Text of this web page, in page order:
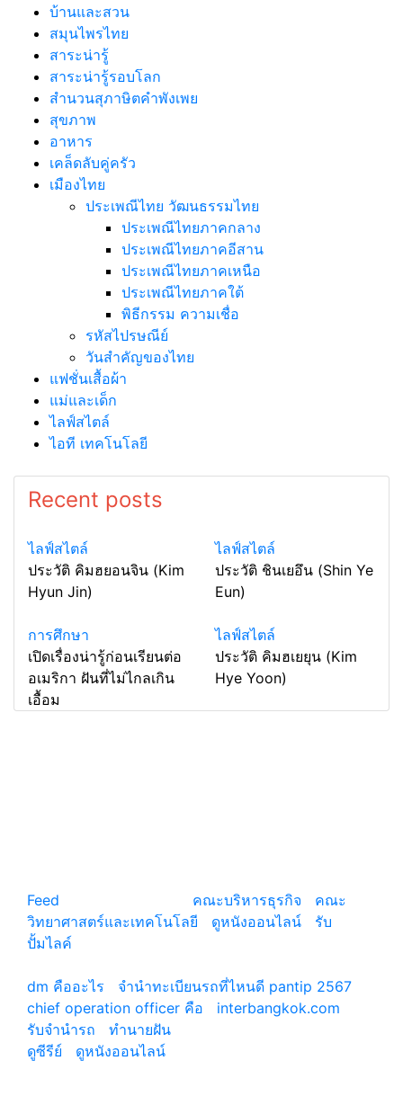
บ้านและสวน
สมุนไพรไทย
สาระน่ารู้
สาระน่ารู้รอบโลก
สำนวนสุภาษิตคำพังเพย
สุขภาพ
อาหาร
เคล็ดลับคู่ครัว
เมืองไทย
ประเพณีไทย วัฒนธรรมไทย
ประเพณีไทยภาคกลาง
ประเพณีไทยภาคอีสาน
ประเพณีไทยภาคเหนือ
ประเพณีไทยภาคใต้
พิธีกรรม ความเชื่อ
รหัสไปรษณีย์
วันสำคัญของไทย
แฟชั่นเสื้อผ้า
แม่และเด็ก
ไลฟ์สไตล์
ไอที เทคโนโลยี
Recent posts
ไลฟ์สไตล์
ประวัติ คิมฮยอนจิน (Kim
Hyun Jin)
ไลฟ์สไตล์
ประวัติ ชินเยอึน (Shin Ye
Eun)
การศึกษา
เปิดเรื่องน่ารู้ก่อนเรียนต่อ
อเมริกา ฝันที่ไม่ไกลเกิน
เอื้อม
ไลฟ์สไตล์
ประวัติ คิมฮเยยุน (Kim
Hye Yoon)
Feed
คณะบริหารธุรกิจ
คณะ
วิทยาศาสตร์และเทคโนโลยี
ดูหนังออนไลน์
รับ
ปั้มไลค์
dm คืออะไร
จํานําทะเบียนรถที่ไหนดี pantip 2567
chief operation officer คือ
interbangkok.com
รับจํานํารถ
ทํานายฝัน
ดูซีรีย์
ดูหนังออนไลน์